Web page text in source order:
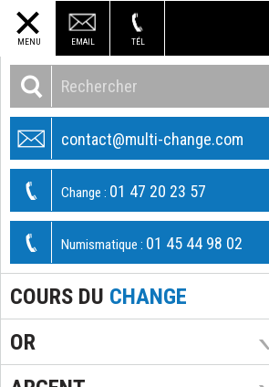
MENU EMAIL TÉL
contact@multi-change.com
Change : 01 47 20 23 57
Numismatique : 01 45 44 98 02
COURS DU CHANGE
OR